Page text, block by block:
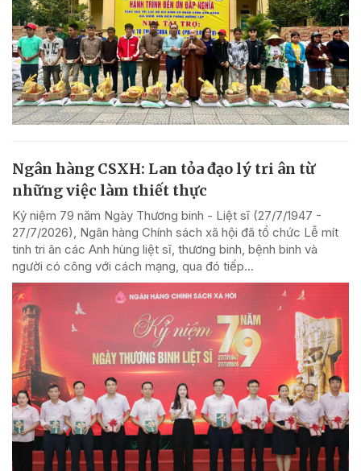
Ngân hàng CSXH: Lan tỏa đạo lý tri ân từ
những việc làm thiết thực
Kỷ niệm 79 năm Ngày Thương binh - Liệt sĩ (27/7/1947 -
27/7/2026), Ngân hàng Chính sách xã hội đã tổ chức Lễ mít
tinh tri ân các Anh hùng liệt sĩ, thương binh, bệnh binh và
người có công với cách mạng, qua đó tiếp...